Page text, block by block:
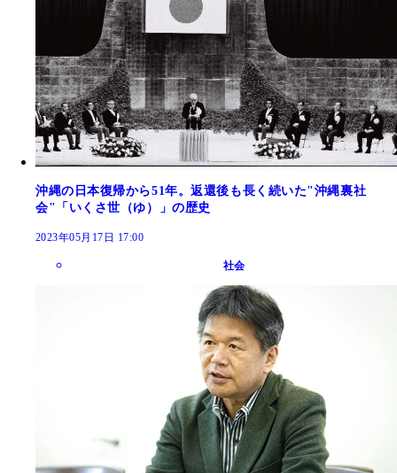
沖縄の日本復帰から51年。返還後も長く続いた"沖縄裏社
会"「いくさ世（ゆ）」の歴史
2023年05月17日 17:00
社会